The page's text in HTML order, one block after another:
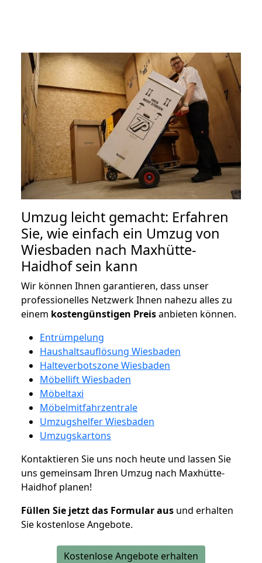
Umzug leicht gemacht: Erfahren
Sie, wie einfach ein Umzug von
Wiesbaden nach Maxhütte-
Haidhof sein kann
Wir können Ihnen garantieren, dass unser
professionelles Netzwerk Ihnen nahezu alles zu
einem kostengünstigen Preisanbieten können.
Entrümpelung
Haushaltsauflösung Wiesbaden
Halteverbotszone Wiesbaden
Möbellift Wiesbaden
Möbeltaxi
Möbelmitfahrzentrale
Umzugshelfer Wiesbaden
Umzugskartons
Kontaktieren Sie uns noch heute und lassen Sie
uns gemeinsam Ihren Umzug nach Maxhütte-
Haidhof planen!
Füllen Sie jetzt das Formular aus und erhalten
Sie kostenlose Angebote.
Kostenlose Angebote erhalten